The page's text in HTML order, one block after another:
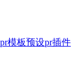
pr模板预设pr插件